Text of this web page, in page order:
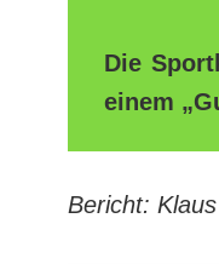
Die
einem
Bericht: